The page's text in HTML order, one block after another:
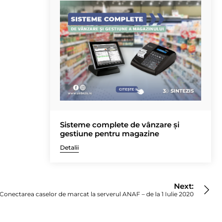
Sisteme complete de vânzare și
gestiune pentru magazine
Detalii
Next:
Conectarea caselor de marcat la serverul ANAF – de la 1 Iulie 2020